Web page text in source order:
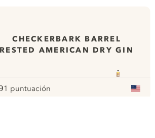
CHECKERBARK BARREL
RESTED AMERICAN DRY GIN
:
pour
1 puntuación